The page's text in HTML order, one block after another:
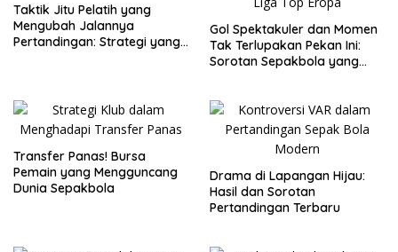
Taktik Jitu Pelatih yang
Mengubah Jalannya
Pertandingan: Strategi yang
Gol Spektakuler dan Momen
Tak Terlupakan Pekan Ini:
Sorotan Sepakbola yang
Transfer Panas! Bursa
Pemain yang Mengguncang
Dunia Sepakbola
Drama di Lapangan Hijau:
Hasil dan Sorotan
Pertandingan Terbaru